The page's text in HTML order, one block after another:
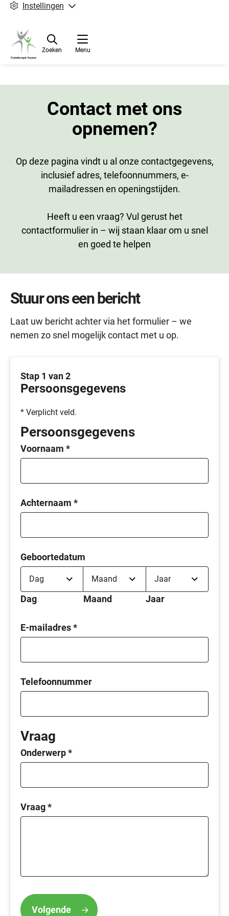
Instellingen
Menu
Zoeken
Contact met ons
opnemen?
Op deze pagina vindt u al onze contactgegevens,
inclusief adres, telefoonnummers, e-
mailadressen en openingstijden.
Heeft u een vraag? Vul gerust het
contactformulier in – wij staan klaar om u snel
en goed te helpen
Stuur ons een bericht
Laat uw bericht achter via het formulier – we
nemen zo snel mogelijk contact met u op.
Stap 1 van 2
Persoonsgegevens
* Verplicht veld.
Persoonsgegevens
Voornaam *
Achternaam *
Geboortedatum
Dag Maand Jaar
E-mailadres*
Telefoonnummer
Vraag
Onderwerp*
Vraag*
Volgende